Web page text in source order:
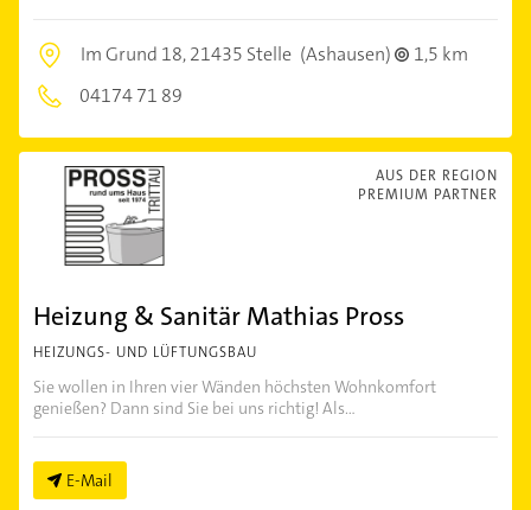
Im Grund 18,21435 Stelle (Ashausen)
1,5 km
04174 71 89
AUS DER REGION
PREMIUM PARTNER
Heizung & Sanitär Mathias Pross
HEIZUNGS- UND LÜFTUNGSBAU
Sie wollen in Ihren vier Wänden höchsten Wohnkomfort
genießen? Dann sind Sie bei uns richtig! Als...
E-Mail